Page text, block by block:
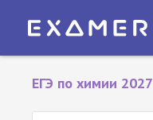
ЕГЭ по химии 2027